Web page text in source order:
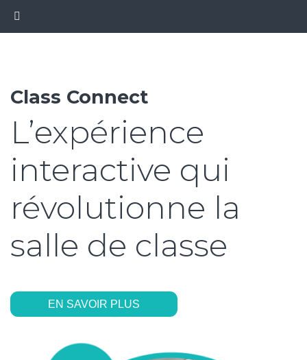
Class Connect
L’expérience
interactive qui
révolutionne la
salle de classe
EN SAVOIR PLUS